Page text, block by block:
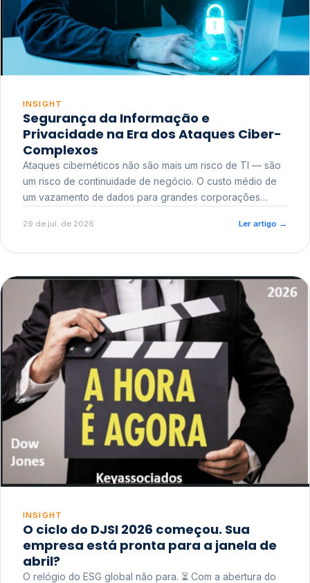
INSIGHT
Segurança da Informação e
Privacidade na Era dos Ataques Ciber-
Complexos
Ataques cibernéticos não são mais um risco de TI — são
um risco de continuidade de negócio. O custo médio de
um vazamento de dados para grandes corporações
reputacional e o risco regulatório junto a órgãos como a
29 de jul. de 2026 Ler artigo →
INSIGHT
O ciclo do DJSI 2026 começou. Sua
empresa está pronta para a janela de
abril?
O relógio do ESG global não para. ⏳ Com a abertura do